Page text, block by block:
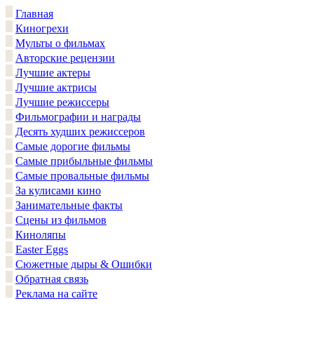
Главная
Киногрехи
Мульты о фильмах
Авторские рецензии
Лучшие актеры
Лучшие актрисы
Лучшие режиссеры
Фильмографии и награды
Десять худших режиссеров
Самые дорогие фильмы
Самые прибыльные фильмы
Самые провальные фильмы
За кулисами кино
Занимательные факты
Сцены из фильмов
Киноляпы
Easter Eggs
Сюжетные дыры & Ошибки
Обратная связь
Реклама на сайте